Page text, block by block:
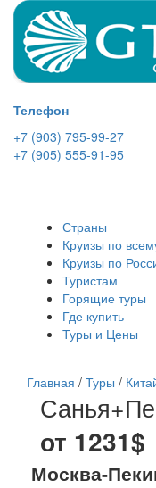
Телефон
+7 (903) 795-99-27
+7 (905) 555-91-95
Страны
Круизы по
Круизы по
Туристам
Горящие туры
Где купить
Туры и Цены
Главная / Туры /
от 1231$
Москва-